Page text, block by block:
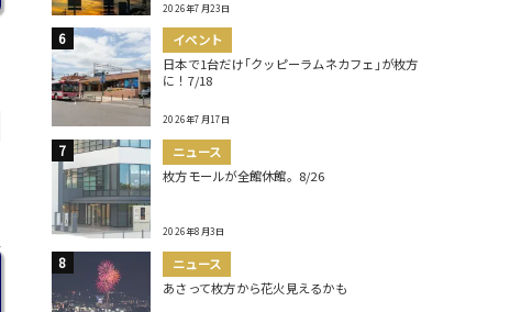
2026年7月23日
イベント
日本で1台だけ｢クッピーラムネカフェ｣が枚方
に！7/18
2026年7月17日
ニュース
枚方モールが全館休館。8/26
2026年8月3日
ニュース
あさって枚方から花火見えるかも